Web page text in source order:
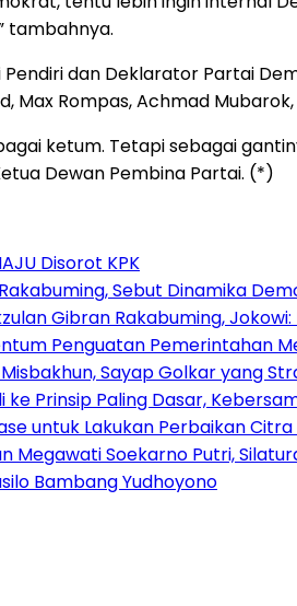
tambahnya.
dan Deklarator Partai
Max Rompas, Achmad
ketum. Tetapi sebagai
Dewan Pembina Partai. (*)
Disorot KPK
Sebut Dinamika
Gibran Rakabuming,
Penguatan Pemerintahan
Misbakhun, Sayap Golkar yang
Prinsip Paling Dasar,
untuk Lakukan Perbaikan
Soekarno Putri,
Bambang Yudhoyono